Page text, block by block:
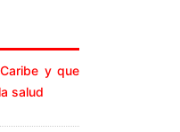
y que
salud